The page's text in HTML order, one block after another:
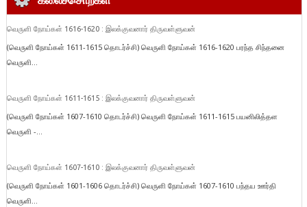
வெருளி நோய்கள் 1616-1620 : இலக்குவனார் திருவள்ளுவன்
(வெருளி நோய்கள் 1611-1615 தொடர்ச்சி) வெருளி நோய்கள் 1616-1620 பரந்த சிந்தனை
வெருளி...
வெருளி நோய்கள் 1611-1615 : இலக்குவனார் திருவள்ளுவன்
(வெருளி நோய்கள் 1607-1610 தொடர்ச்சி) வெருளி நோய்கள் 1611-1615 பயனிலித்தள
வெருளி -...
வெருளி நோய்கள் 1607-1610 : இலக்குவனார் திருவள்ளுவன்
(வெருளி நோய்கள் 1601-1606 தொடர்ச்சி) வெருளி நோய்கள் 1607-1610 பந்தய ஊர்தி
வெருளி...